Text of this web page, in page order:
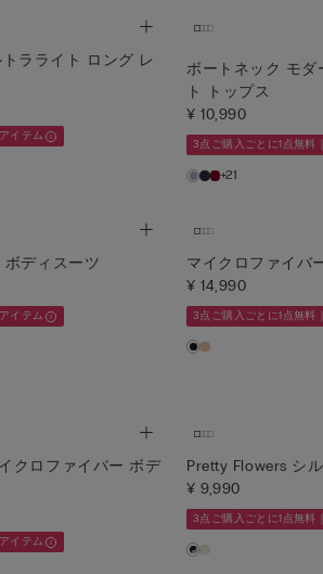
ラライト ロング レ
イテム
ボートネック モダ
ト トップス
¥ 10,990
3点ご購入ごとに1点無料
+21
ディスーツ
イテム
マイクロファイバ
¥ 14,990
3点ご購入ごとに1点無料
クロファイバー ボデ
イテム
Pretty Flowers シ
¥ 9,990
3点ご購入ごとに1点無料